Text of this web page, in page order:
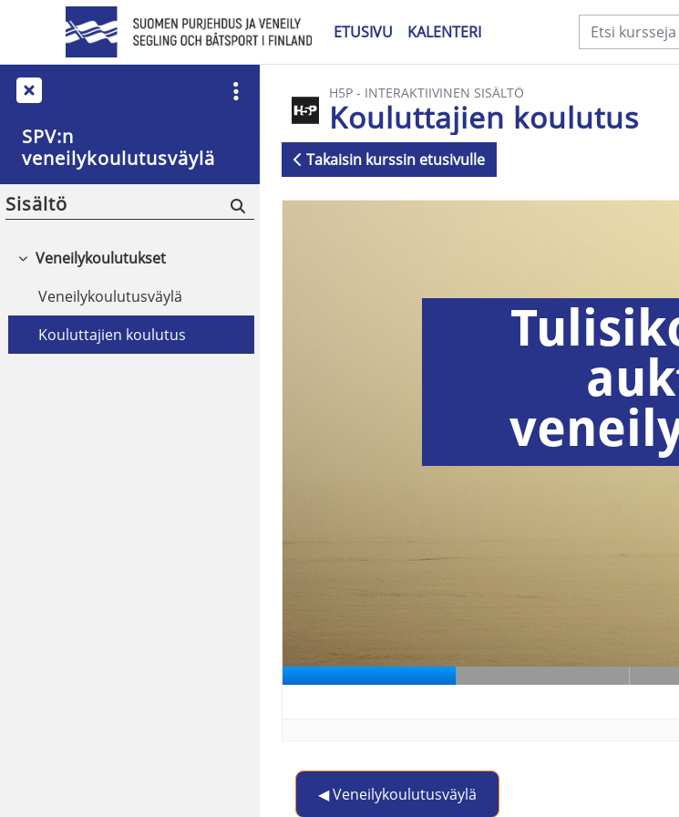
Siirry pääsisältöön
ETUSIVU
KALENTERI
H5P - INTERAKTIIVINEN SISÄLTÖ
Kouluttajien koulutus
Takaisin kurssin etusivulle
◀︎ Veneilykoulutusväylä
SPV:n
veneilykoulutusväylä
Sisältö
Tiivistä
Veneilykoulutukset
Veneilykoulutusväylä
Kouluttajien koulutus